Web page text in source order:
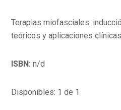
Terapias miofasciales:
teóricos y aplicaciones
ISBN: n/d
Disponibles: 1 de 1